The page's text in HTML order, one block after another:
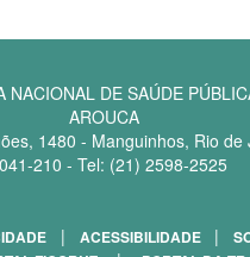
NACIONAL DE SAÚDE
AROUCA
1480 - Manguinhos, Rio de
210 - Tel: (21) 2598-2525
| ACESSIBILIDADE |